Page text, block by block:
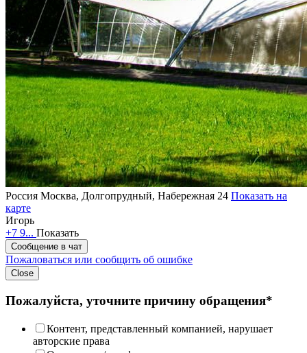
Россия Москва, Долгопрудный, Набережная 24 Показать на
карте
Игорь
+7 9... Показать
Сообщение в чат
Пожаловаться или сообщить об ошибке
Close
Пожалуйста, уточните причину обращения*
Контент, представленный компанией, нарушает
авторские права